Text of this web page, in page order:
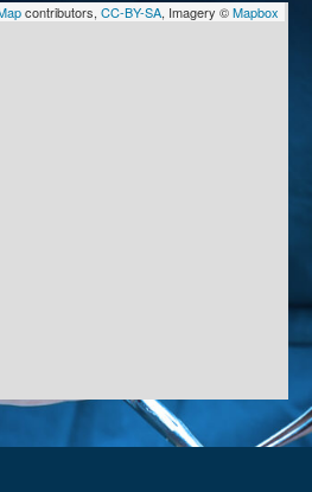
contributors, CC-BY-SA, Imagery ©Mapbox